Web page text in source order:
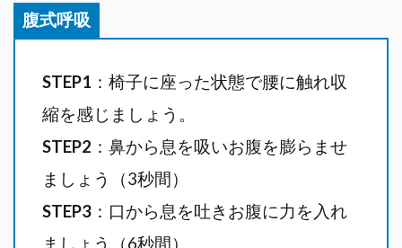
腹式呼吸
STEP1 ：椅子に座った状態で腰に触れ収
縮を感じましょう。
STEP2 ：鼻から息を吸いお腹を膨らませ
ましょう（3秒間）
STEP3 ：口から息を吐きお腹に力を入れ
ましょう（6秒間）